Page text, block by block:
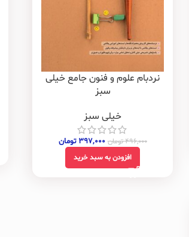
نردبام علوم و فنون جامع خیلی
سبز
خیلی سبز
۴۹۶,۰۰۰تومان ۳۹۷,۰۰۰ تومان
افزودن به سبد خرید